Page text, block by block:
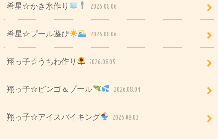
希星☆かき氷作り 2026.08.06
希星☆プール遊び 2026.08.06
翔っ子☆うちわ作り 2026.08.05
翔っ子☆ビンゴ＆プール 2026.08.04
翔っ子☆アイスバイキング 2026.08.03